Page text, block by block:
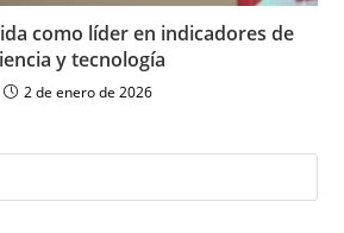
como líder en indicadores de
y tecnología
2 de enero de 2026